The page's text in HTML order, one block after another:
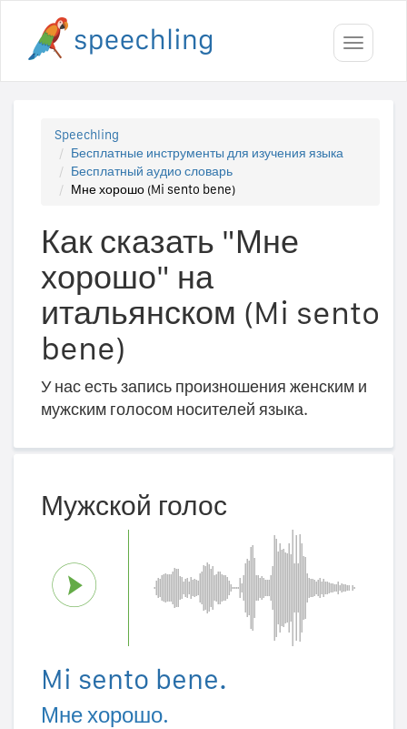
Toggle
Speechling
Бесплатные инструменты для изучения языка
Бесплатный аудио словарь
Мне хорошо (Mi sento bene)
Как сказать "Мне
хорошо" на
итальянском (Mi sento
bene)
У нас есть запись произношения женским и
мужским голосом носителей языка.
Мужской голос
Mi sento bene.
Мне хорошо.